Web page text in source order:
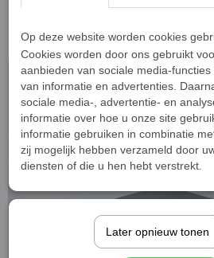
Home › Wastafelkranen › Zwarte kranen ›
Op deze website worden cookies
Cookies worden door ons gebruikt
aanbieden van sociale media-
van informatie en advertenties.
sociale media-, advertentie- en
informatie over hoe u onze site
informatie gebruiken in combinatie
zij mogelijk hebben verzameld door
diensten of die u hen hebt verstrekt.
Later opnieuw tonen